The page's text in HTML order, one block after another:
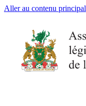
Aller au contenu principal